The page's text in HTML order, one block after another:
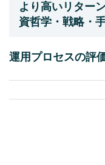
より高いリター
資哲学・戦略・
運用プロセスの評